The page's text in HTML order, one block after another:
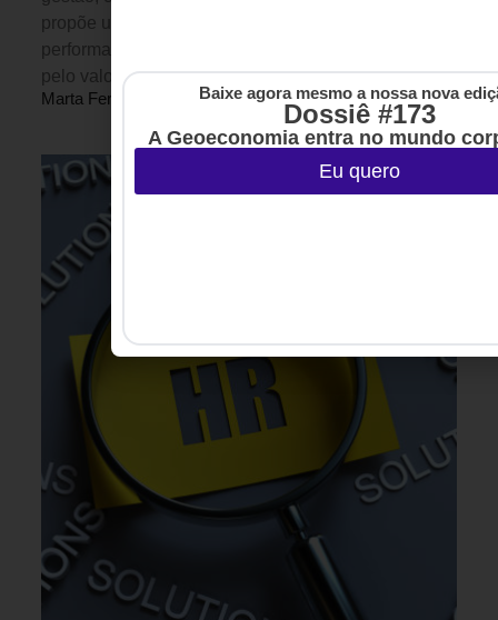
propõe uma reflexão: organizações de alta
performance gerenciam pessoas pela presença ou
pelo valor que entregam?
Marta Ferreira
5 MINUTOS MIN DE LEITURA
Baixe agora mesmo a nossa nova
Dossiê #173
A Geoeconomia entra no mundo
Eu quero